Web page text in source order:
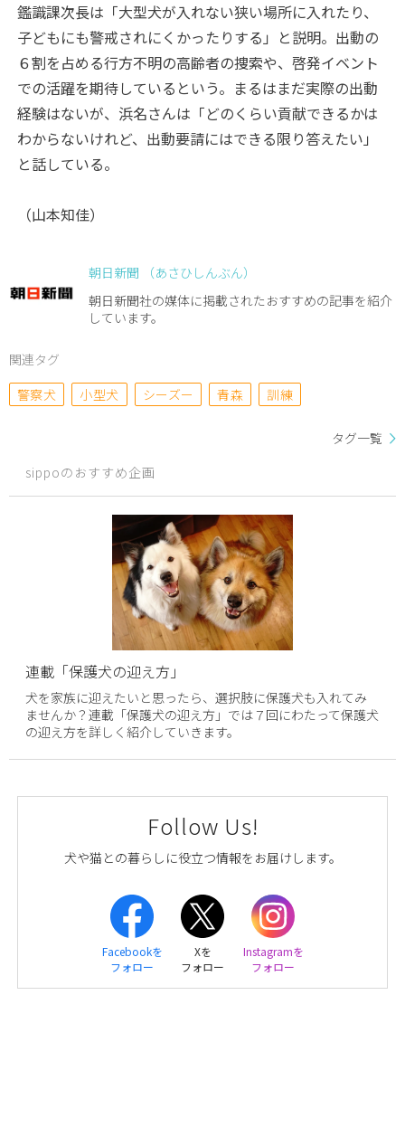
鑑識課次長は「大型犬が入れない狭い場所に入れたり、
子どもにも警戒されにくかったりする」と説明。出動の
６割を占める行方不明の高齢者の捜索や、啓発イベント
での活躍を期待しているという。まるはまだ実際の出動
経験はないが、浜名さんは「どのくらい貢献できるかは
わからないけれど、出動要請にはできる限り答えたい」
と話している。
（山本知佳）
朝日新聞 （あさひしんぶん）
朝日新聞社の媒体に掲載されたおすすめの記事を紹介
しています。
関連タグ
警察犬
小型犬 シーズー 青森 訓練
タグ一覧
sippoのおすすめ企画
連載「保護犬の迎え方」
犬を家族に迎えたいと思ったら、選択肢に保護犬も入れてみ
ませんか？連載「保護犬の迎え方」では７回にわたって保護犬
の迎え方を詳しく紹介していきます。
Follow Us!
犬や猫との暮らしに役立つ情報をお届けします。
Facebookを
フォロー
Xを
フォロー
Instagramを
フォロー